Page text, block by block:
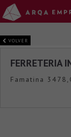
VOLVER
FERRETERIA
Famatina